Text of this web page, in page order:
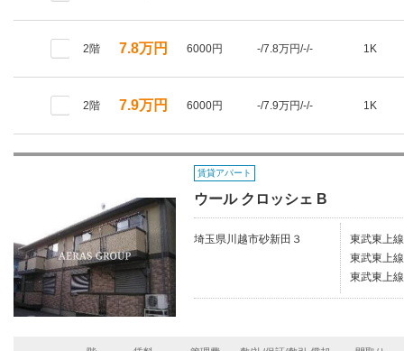
2階 7.8万円 6000円 -/7.8万円/-/- 1K
2階 7.9万円 6000円 -/7.9万円/-/- 1K
賃貸アパート
ウール クロッシェ B
埼玉県川越市砂新田３
東武東上
東武東上
東武東上